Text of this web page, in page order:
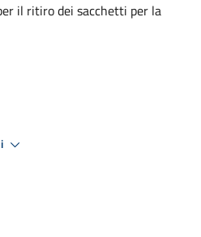
il ritiro dei sacchetti per la